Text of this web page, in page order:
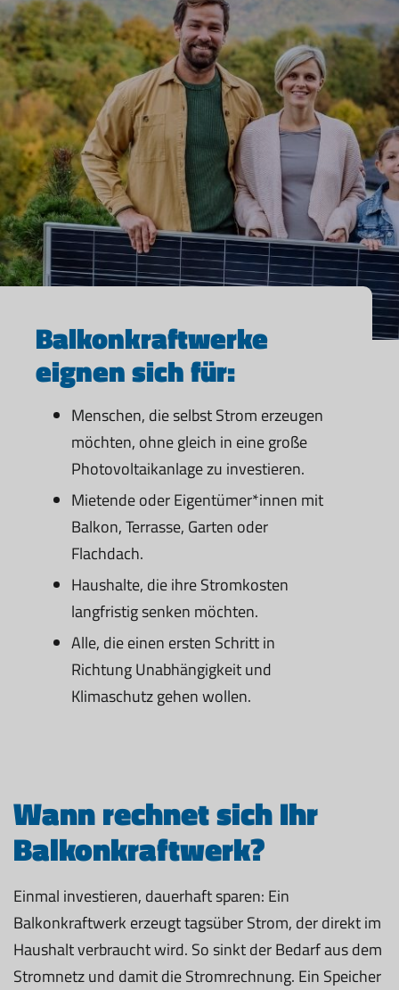
Balkonkraftwerke
eignen sich für:
Menschen, die selbst Strom erzeugen
möchten, ohne gleich in eine große
Photovoltaikanlage zu investieren.
Mietende oder Eigentümer*innen mit
Balkon, Terrasse, Garten oder
Flachdach.
Haushalte, die ihre Stromkosten
langfristig senken möchten.
Alle, die einen ersten Schritt in
Richtung Unabhängigkeit und
Klimaschutz gehen wollen.
Wann rechnet sich Ihr
Balkonkraftwerk?
Einmal investieren, dauerhaft sparen: Ein
Balkonkraftwerk erzeugt tagsüber Strom, der direkt im
Haushalt verbraucht wird. So sinkt der Bedarf aus dem
Stromnetz und damit die Stromrechnung. Ein Speicher